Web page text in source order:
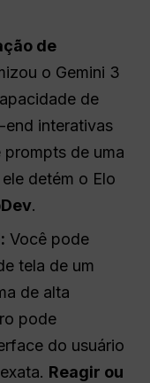
de
o Gemini 3
de
interativas
de uma
detém o Elo
.
Você pode
tela de um
de alta
pode
do usuário
Reagir ou